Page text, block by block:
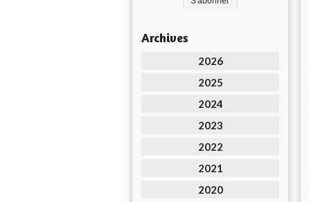
Archives
2026
2025
2024
2023
2022
2021
2020